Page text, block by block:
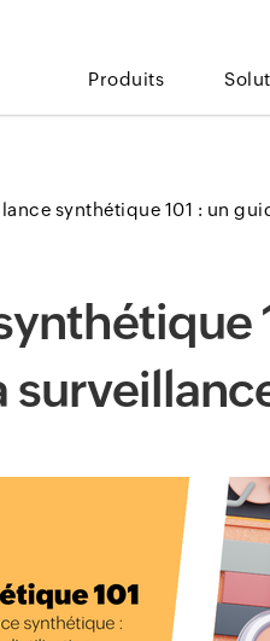
Produits
synthétique 101 : un